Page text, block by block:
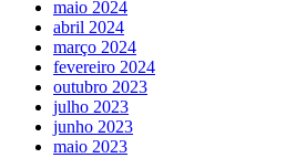
maio 2024
abril 2024
março 2024
fevereiro 2024
outubro 2023
julho 2023
junho 2023
maio 2023